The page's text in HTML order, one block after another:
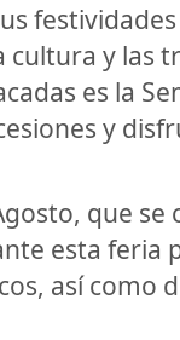
y las
es la
y
que se
esta feria
así como